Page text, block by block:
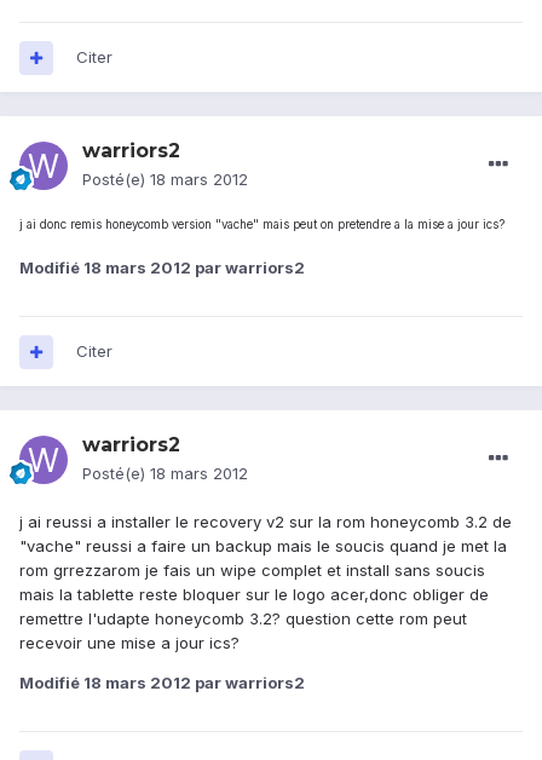
Citer
warriors2
Posté(e) 18 mars 2012
j ai donc remis honeycomb version "vache" mais peut on pretendre a la mise a jour ics?
Modifié 18 mars 2012 par warriors2
Citer
warriors2
Posté(e) 18 mars 2012
j ai reussi a installer le recovery v2 sur la rom honeycomb 3.2 de
"vache" reussi a faire un backup mais le soucis quand je met la
rom grrezzarom je fais un wipe complet et install sans soucis
mais la tablette reste bloquer sur le logo acer,donc obliger de
remettre l'udapte honeycomb 3.2? question cette rom peut
recevoir une mise a jour ics?
Modifié 18 mars 2012 par warriors2